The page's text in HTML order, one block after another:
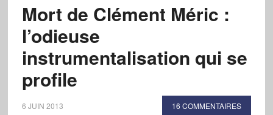
Mort de Clément Méric :
l’odieuse
instrumentalisation qui se
profile
6 JUIN 2013 16 COMMENTAIRES